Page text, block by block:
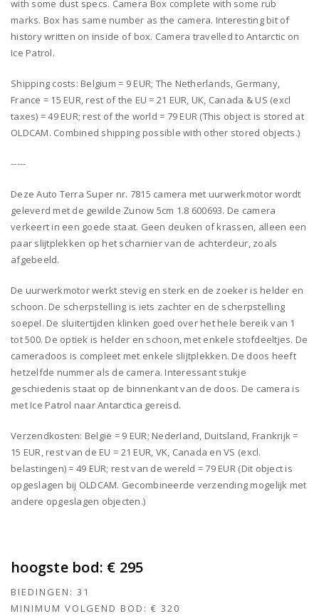
with some dust specs. Camera Box complete with some rub
marks. Box has same number as the camera. Interesting bit of
history written on inside of box. Camera travelled to Antarctic on
Ice Patrol.
Shipping costs: Belgium = 9 EUR; The Netherlands, Germany,
France = 15 EUR, rest of the EU = 21 EUR, UK, Canada & US (excl
taxes) = 49 EUR; rest of the world = 79 EUR (This object is stored at
OLDCAM. Combined shipping possible with other stored objects.)
-----
Deze Auto Terra Super nr. 7815 camera met uurwerkmotor wordt
geleverd met de gewilde Zunow 5cm 1.8 600693. De camera
verkeert in een goede staat. Geen deuken of krassen, alleen een
paar slijtplekken op het scharnier van de achterdeur, zoals
afgebeeld.
De uurwerkmotor werkt stevig en sterk en de zoeker is helder en
schoon. De scherpstelling is iets zachter en de scherpstelling
soepel. De sluitertijden klinken goed over het hele bereik van 1
tot 500. De optiek is helder en schoon, met enkele stofdeeltjes. De
cameradoos is compleet met enkele slijtplekken. De doos heeft
hetzelfde nummer als de camera. Interessant stukje
geschiedenis staat op de binnenkant van de doos. De camera is
met Ice Patrol naar Antarctica gereisd.
Verzendkosten: België = 9 EUR; Nederland, Duitsland, Frankrijk =
15 EUR, rest van de EU = 21 EUR, VK, Canada en VS (excl.
belastingen) = 49 EUR; rest van de wereld = 79 EUR (Dit object is
opgeslagen bij OLDCAM. Gecombineerde verzending mogelijk met
andere opgeslagen objecten.)
hoogste bod: € 295
BIEDINGEN: 31
MINIMUM VOLGEND BOD: € 320